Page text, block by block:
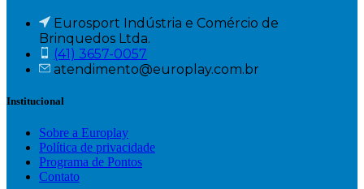
Eurosport Indústria e Comércio de
Brinquedos Ltda.
(41) 3657-0057
atendimento@europlay.com.br
Institucional
Sobre a Europlay
Política de privacidade
Programa de Pontos
Contato